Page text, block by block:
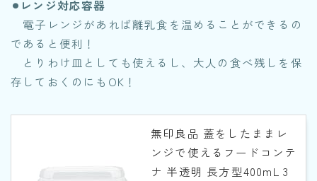
⚫︎レンジ対応容器
電子レンジがあれば離乳食を温めることができるの
であると便利！
とりわけ皿としても使えるし、大人の食べ残しを保
存しておくのにもOK！
無印良品 蓋をしたままレ
ンジで使えるフードコンテ
ナ 半透明 長方型400mL 3